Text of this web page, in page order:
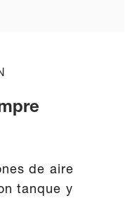
de aire
tanque y